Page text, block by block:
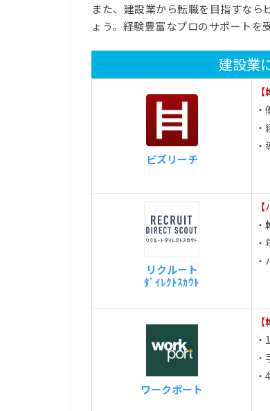
また、建設業から転職を目指すな
ょう。経験豊富なプロのサポートを
建設業
ビズリーチ
リクルート
ﾀﾞｲﾚｸﾄｽｶｳﾄ
ワークポート